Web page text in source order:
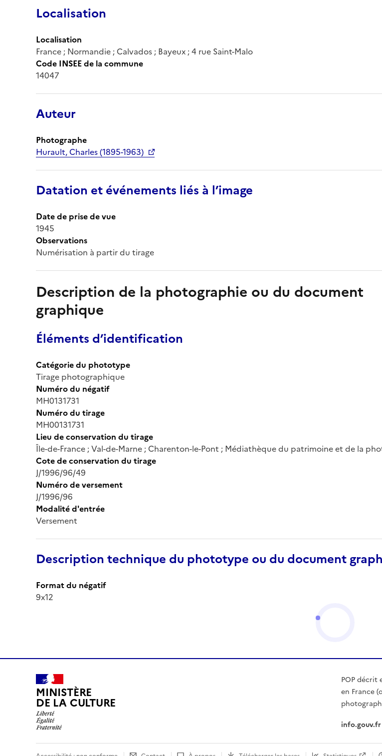
Localisation
Localisation
France ; Normandie ; Calvados ; Bayeux ; 4 rue Saint-Malo
Code INSEE de la commune
14047
Auteur
Photographe
Hurault, Charles (1895-1963)
Datation et événements liés à l’image
Date de prise de vue
1945
Observations
Numérisation à partir du tirage
Description de la photographie ou du document
graphique
Éléments d’identification
Catégorie du phototype
Tirage photographique
Numéro du négatif
MH0131731
Numéro du tirage
MH00131731
Lieu de conservation du tirage
Île-de-France ; Val-de-Marne ; Charenton-le-Pont ; Médiathèque du patrimoine et de la
Cote de conservation du tirage
J/1996/96/49
Numéro de versement
J/1996/96
Modalité d'entrée
Versement
Description technique du phototype ou du document
Format du négatif
9x12
MINISTÈRE
DE LA CULTURE
POP décrit
en France
info.gouv.fr